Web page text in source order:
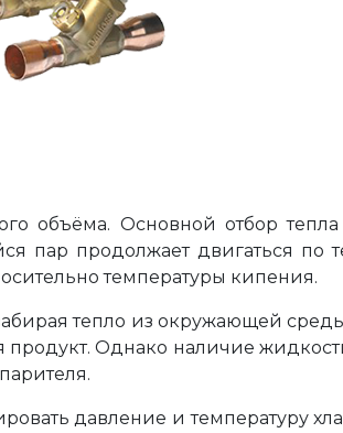
объёма. Основной отбор
пар продолжает двигаться по
температуры кипения.
тепло из окружающей
продукт. Однако наличие
давление и температуру